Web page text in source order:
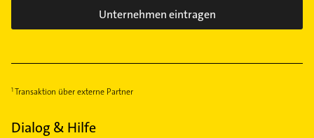
Unternehmen eintragen
Transaktion über externe Partner
Dialog & Hilfe